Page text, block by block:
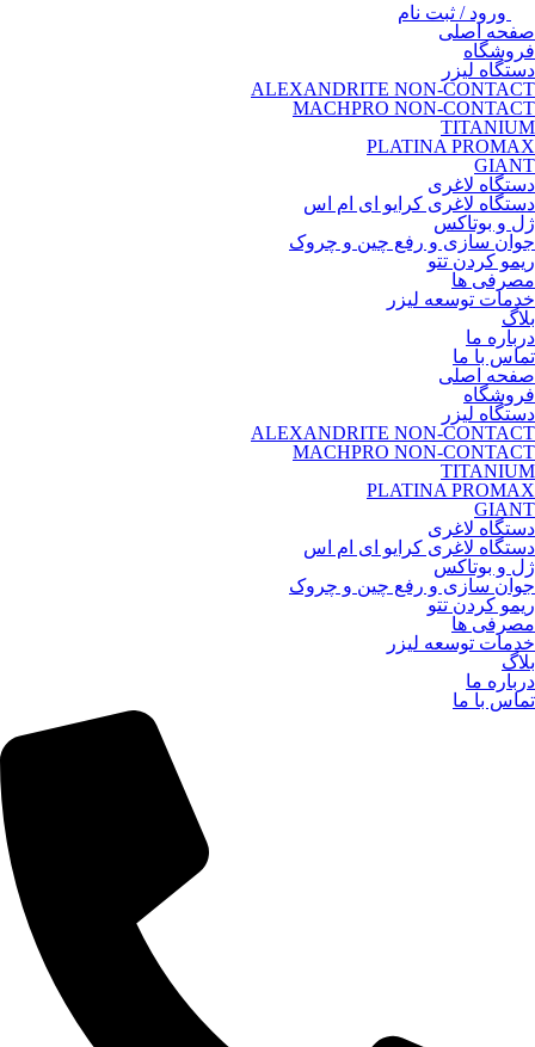
ورود / ثبت نام
صفحه اصلی
فروشگاه
دستگاه لیزر
ALEXANDRITE NON-CONTACT
MACHPRO NON-CONTACT
TITANIUM
PLATINA PROMAX
GIANT
دستگاه لاغری
دستگاه لاغری کرایو ای ام اس
ژل و بوتاکس
جوان سازی و رفع چین و چروک
ریمو کردن تتو
مصرفی ها
خدمات توسعه لیزر
بلاگ
درباره ما
تماس با ما
صفحه اصلی
فروشگاه
دستگاه لیزر
ALEXANDRITE NON-CONTACT
MACHPRO NON-CONTACT
TITANIUM
PLATINA PROMAX
GIANT
دستگاه لاغری
دستگاه لاغری کرایو ای ام اس
ژل و بوتاکس
جوان سازی و رفع چین و چروک
ریمو کردن تتو
مصرفی ها
خدمات توسعه لیزر
بلاگ
درباره ما
تماس با ما